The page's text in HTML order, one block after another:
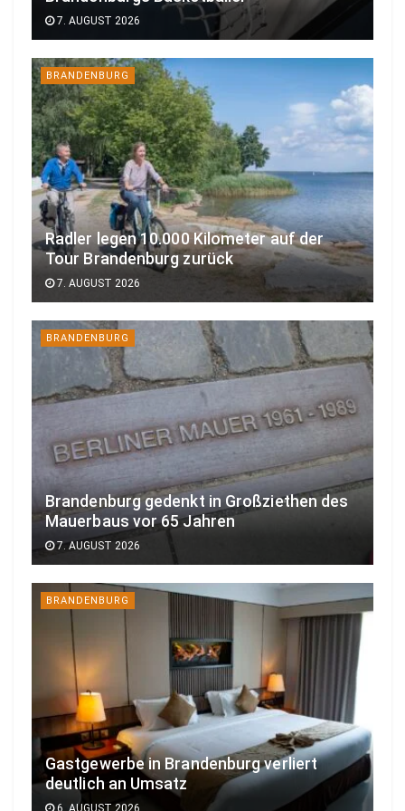
7. AUGUST 2026
BRANDENBURG
Radler legen 10.000 Kilometer auf der
Tour Brandenburg zurück
7. AUGUST 2026
BRANDENBURG
Brandenburg gedenkt in Großziethen des
Mauerbaus vor 65 Jahren
7. AUGUST 2026
BRANDENBURG
Gastgewerbe in Brandenburg verliert
deutlich an Umsatz